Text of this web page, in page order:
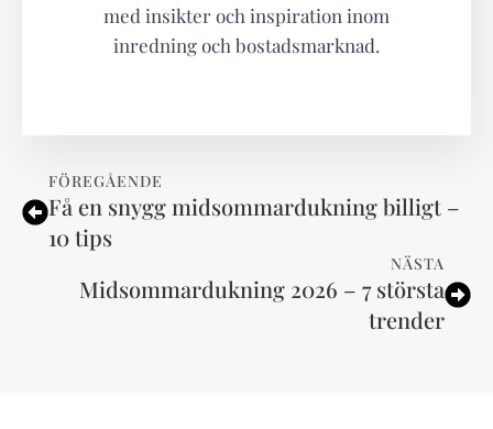
med insikter och inspiration inom
inredning och bostadsmarknad.
FÖREGÅENDE
Få en snygg midsommardukning billigt –
10 tips
NÄSTA
Midsommardukning 2026 – 7 största
trender